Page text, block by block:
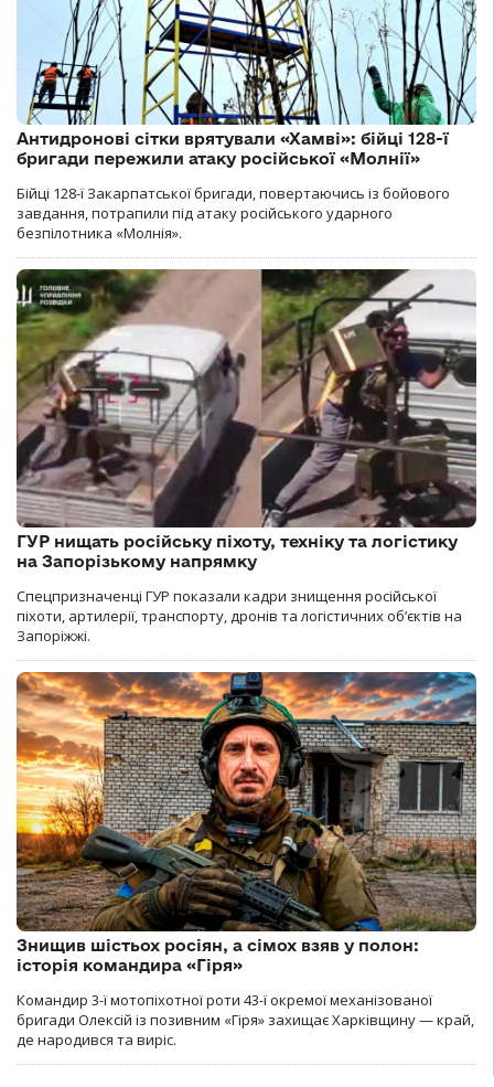
Антидронові сітки врятували «Хамві»: бійці 128-ї
бригади пережили атаку російської «Молнії»
Бійці 128-ї Закарпатської бригади, повертаючись із бойового
завдання, потрапили під атаку російського ударного
безпілотника «Молнія».
ГУР нищать російську піхоту, техніку та логістику
на Запорізькому напрямку
Спецпризначенці ГУР показали кадри знищення російської
піхоти, артилерії, транспорту, дронів та логістичних об’єктів на
Запоріжжі.
Знищив шістьох росіян, а сімох взяв у полон:
історія командира «Гіря»
Командир 3-ї мотопіхотної роти 43-ї окремої механізованої
бригади Олексій із позивним «Гіря» захищає Харківщину — край,
де народився та виріс.